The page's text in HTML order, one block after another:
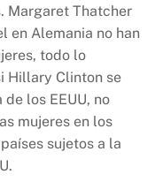
Margaret Thatcher
en Alemania no han
todo lo
Hillary Clinton se
los EEUU, no
mujeres en los
sujetos a la